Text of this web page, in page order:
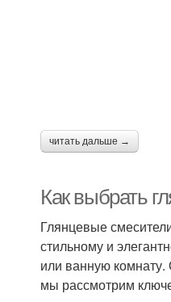
читать дальше →
Как выбрать
Глянцевые
стильному и
или ванную комнату.
мы рассмотрим